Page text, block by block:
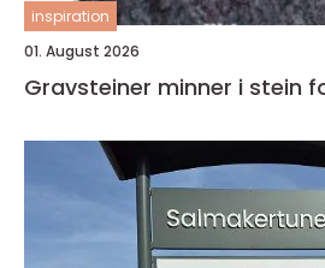
inspiration
01. August 2026
Gravsteiner minner i